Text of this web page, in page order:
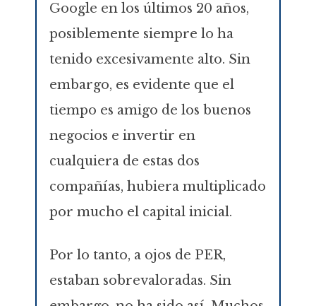
Google en los últimos 20 años,
posiblemente siempre lo ha
tenido excesivamente alto. Sin
embargo, es evidente que el
tiempo es amigo de los buenos
negocios e invertir en
cualquiera de estas dos
compañías, hubiera multiplicado
por mucho el capital inicial.
Por lo tanto, a ojos de PER,
estaban sobrevaloradas. Sin